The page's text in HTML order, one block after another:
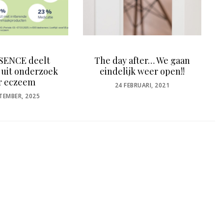
after… We gaan
weer open!!
FEBRUARI, 2021
Beauty Award 2025
winnares categorie
salonmedewerker van